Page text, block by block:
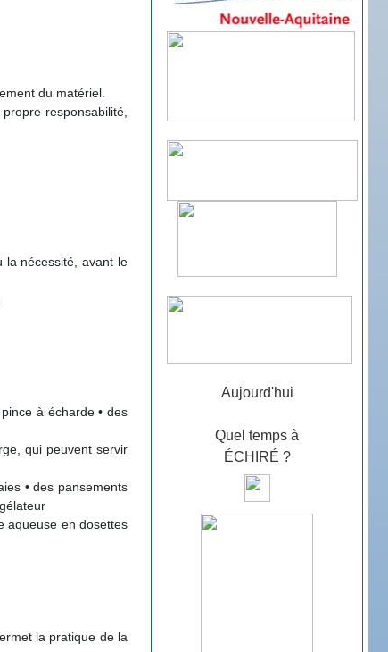
du matériel.
responsabilité,
la nécessité, avant le
à écharde • des
qui peuvent servir
• des pansements
aqueuse en dosettes
la pratique de la
Aujourd'hui
Quel temps à
ÉCHIRÉ ?